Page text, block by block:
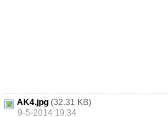
AK4.jpg (32.31 KB)
9-5-2014 19:34